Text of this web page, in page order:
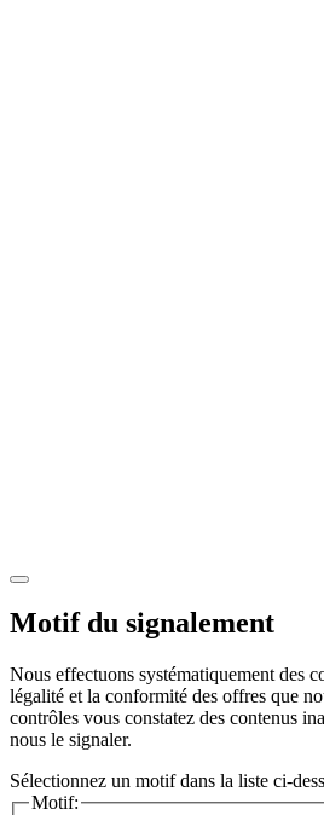
Motif du signalement
Nous effectuons systématiquement des
légalité et la conformité des offres que
contrôles vous constatez des contenus
nous le signaler.
Sélectionnez un motif dans la liste ci-
Motif: